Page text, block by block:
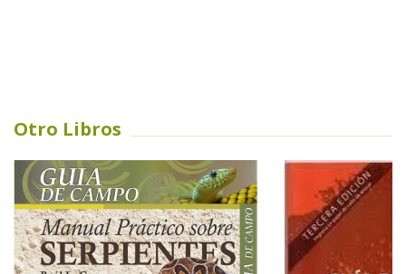
Otro Libros